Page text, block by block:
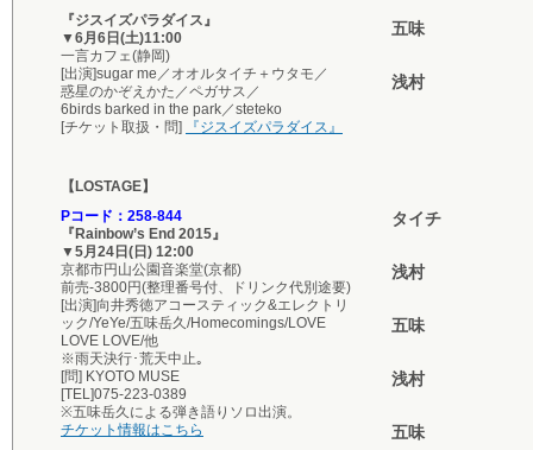
『ジスイズパラダイス』
▼6月6日(土)11:00
一言カフェ(静岡)
[出演]sugar me／オオルタイチ＋ウタモ／
惑星のかぞえかた／ペガサス／
6birds barked in the park／steteko
[チケット取扱・問]
『ジスイズパラダイス』
【LOSTAGE】
Pコード：258-844
『Rainbow’s End 2015』
▼5月24日(日) 12:00
京都市円山公園音楽堂(京都)
前売-3800円(整理番号付、ドリンク代別途要)
[出演]向井秀徳アコースティック&エレクトリ
ック/YeYe/五味岳久/Homecomings/LOVE
LOVE LOVE/他
※雨天決行･荒天中止｡
[問] KYOTO MUSE
[TEL]075-223-0389
※五味岳久による弾き語りソロ出演。
チケット情報はこちら
五味
浅村
タイチ
浅村
五味
浅村
五味